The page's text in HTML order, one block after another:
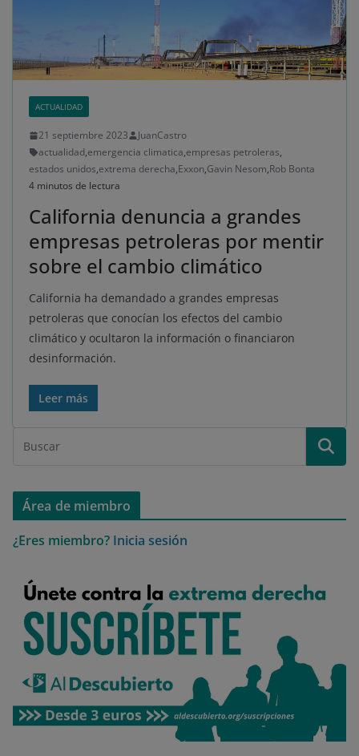
ACTUALIDAD
21 septiembre 2023
JuanCastro
actualidad,emergencia climatica,empresas petroleras,
estados unidos,extrema derecha,Exxon,Gavin Nesom,Rob Bonta
4 minutos de lectura
California denuncia a grandes
empresas petroleras por mentir
sobre el cambio climático
California ha demandado a grandes empresas
petroleras que conocían los efectos del cambio
climático y ocultaron la información o financiaron
desinformación.
Leer más
Área de miembro
¿Eres miembro? Inicia sesión